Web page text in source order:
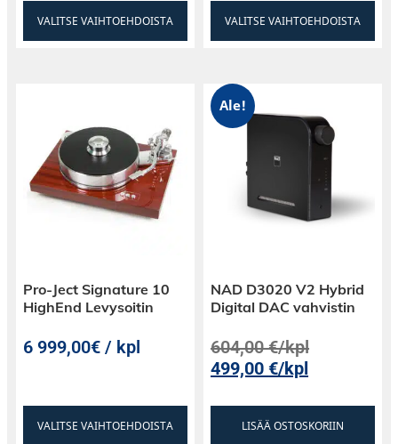
VALITSE VAIHTOEHDOISTA VALITSE VAIHTOEHDOISTA
Pro-Ject Signature 10
HighEnd Levysoitin
6 999,00€ / kpl
VALITSE VAIHTOEHDOISTA
Ale!
NAD D3020 V2 Hybrid
Digital DAC vahvistin
604,00€/kpl
499,00€/kpl
LISÄÄ OSTOSKORIIN